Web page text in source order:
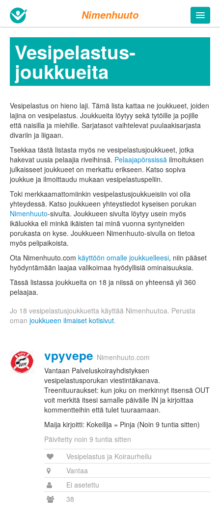
Nimenhuuto
Vesipelastus­
joukkueita
Vesipelastus on hieno laji. Tämä lista kattaa ne joukkueet, joiden
lajina on vesipelastus. Joukkueita löytyy sekä tytöille ja pojille
että naisilla ja miehille. Sarjatasot vaihtelevat puulaakisarjasta
divariin ja liigaan.
Tsekkaa tästä listasta myös ne vesipelastus­joukkueet, jotka
hakevat uusia pelaajia riveihinsä. Pelaajapörssissä ilmoituksen
julkaisseet joukkueet on merkattu erikseen. Katso sopiva
joukkue ja ilmoittaudu mukaan vesipelastus­peliin.
Toki merkkaamattomiinkin vesipelastusjoukkueisiin voi olla
yhteydessä. Katso joukkueen yhteystiedot kyseisen porukan
Nimenhuuto-sivulta. Joukkueen sivulta löytyy usein myös
ikäluokka eli minkä ikäisten tai minä vuonna syntyneiden
porukasta on kyse. Joukkueen Nimenhuuto-sivulla on tietoa
myös pelipaikoista.
Ota Nimenhuuto.com käyttöön omalle joukkuelleesi, niin pääset
hyödyntämään laajaa valikoimaa hyödyllisiä ominaisuuksia.
Tässä listassa joukkueita on 18 ja niissä on yhteensä yli 360
pelaajaa.
Jo 18 vesipelastusjoukkuetta käyttää Nimenhuutoa. Perusta
oman joukkueen ilmaiset kotisivut.
vpyvepe Nimenhuuto.com
Vantaan Palveluskoirayhdistyksen
vesipelastusporukan viestintäkanava.
Treenituuraukset: kun joku on merkinnyt itsensä OUT
voit merkitä itsesi samalle päivälle IN ja kirjoittaa
kommentteihin että tulet tuuraamaan.
Maija kirjoitti: Kokeilija = Pinja (Noin 9 tuntia sitten)
Päivitetty noin 9 tuntia sitten
Vesipelastus ja Koiraurheilu
Vantaa
Ei asetettu
38